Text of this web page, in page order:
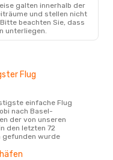
galten innerhalb der
und stellen nicht
beachten Sie, dass
unterliegen.
Flug
nach Basel-
der von unseren
den letzten 72
gefunden wurde